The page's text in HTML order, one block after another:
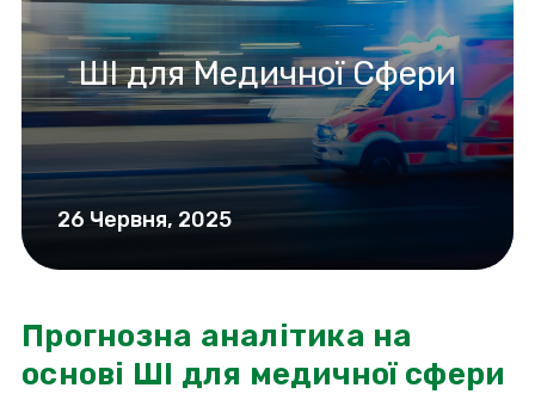
26 Червня, 2025
ШІ для Медичної Сфери
Прогнозна аналітика на
основі ШІ для медичної сфери